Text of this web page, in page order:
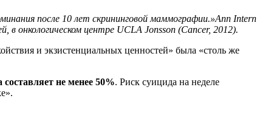
после 10 лет скрининговой маммографии.»Ann Intern
онкологическом центре UCLA Jonsson (Cancer, 2012).
и экзистенциальных ценностей» была «столь же
не менее 50%. Риск суицида на неделе